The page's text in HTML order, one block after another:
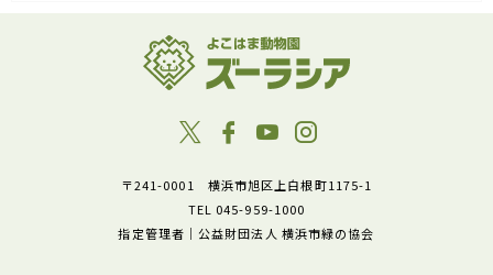
〒241-0001 横浜市旭区上白根町1175-1
TEL 045-959-1000
指定管理者｜公益財団法人 横浜市緑の協会